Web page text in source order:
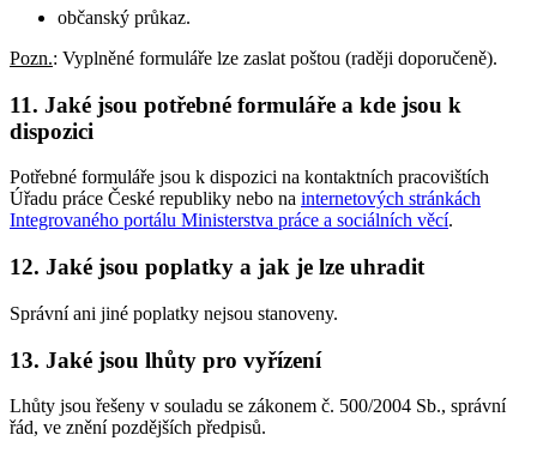
občanský průkaz.
Pozn.: Vyplněné formuláře lze zaslat poštou (raději doporučeně).
11. Jaké jsou potřebné formuláře a kde jsou k
dispozici
Potřebné formuláře jsou k dispozici na kontaktních pracovištích
Úřadu práce České republiky nebo na internetových stránkách
Integrovaného portálu Ministerstva práce a sociálních věcí.
12. Jaké jsou poplatky a jak je lze uhradit
Správní ani jiné poplatky nejsou stanoveny.
13. Jaké jsou lhůty pro vyřízení
Lhůty jsou řešeny v souladu se zákonem č. 500/2004 Sb., správní
řád, ve znění pozdějších předpisů.